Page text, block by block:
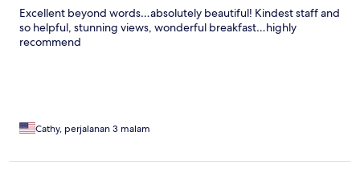
Excellent beyond words…absolutely beautiful! Kindest staff and
so helpful, stunning views, wonderful breakfast…highly
recommend
Cathy, perjalanan 3 malam